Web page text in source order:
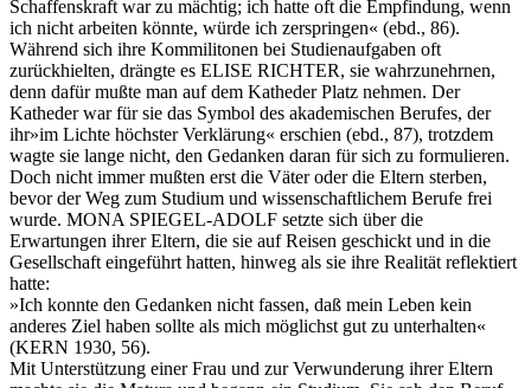
Schaffenskraft war zu mächtig; ich hatte oft die Empfindung, wenn
ich nicht arbeiten könnte, würde ich zerspringen« (ebd., 86).
Während sich ihre Kommilitonen bei Studienaufgaben oft
zurückhielten, drängte es ELISE RICHTER, sie wahrzunehrnen,
denn dafür mußte man auf dem Katheder Platz nehmen. Der
Katheder war für sie das Symbol des akademischen Berufes, der
ihr»im Lichte höchster Verklärung« erschien (ebd., 87), trotzdem
wagte sie lange nicht, den Gedanken daran für sich zu formulieren.
Doch nicht immer mußten erst die Väter oder die Eltern sterben,
bevor der Weg zum Studium und wissenschaftlichem Berufe frei
wurde. MONA SPIEGEL-ADOLF setzte sich über die
Erwartungen ihrer Eltern, die sie auf Reisen geschickt und in die
Gesellschaft eingeführt hatten, hinweg als sie ihre Realität reflektiert
hatte:
»Ich konnte den Gedanken nicht fassen, daß mein Leben kein
anderes Ziel haben sollte als mich möglichst gut zu unterhalten«
(KERN 1930, 56).
Mit Unterstützung einer Frau und zur Verwunderung ihrer Eltern